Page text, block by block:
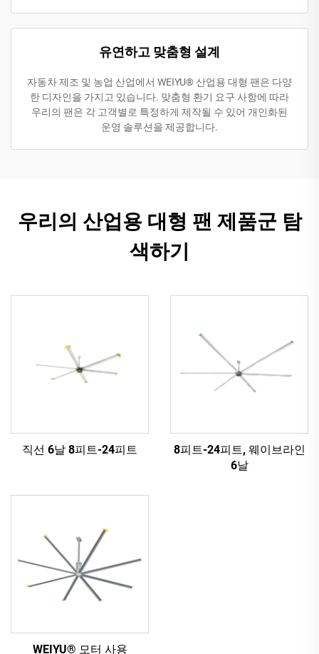
유연하고 맞춤형 설계
자동차 제조 및 농업 산업에서 WEIYU® 산업용 대형 팬은 다양
한 디자인을 가지고 있습니다. 맞춤형 환기 요구 사항에 따라
우리의 팬은 각 고객별로 특정하게 제작될 수 있어 개인화된
운영 솔루션을 제공합니다.
우리의 산업용 대형 팬 제품군 탐
색하기
직선 6날 8피트-24피트
8피트-24피트, 웨이브라인
6날
WEIYU® 모터 사용